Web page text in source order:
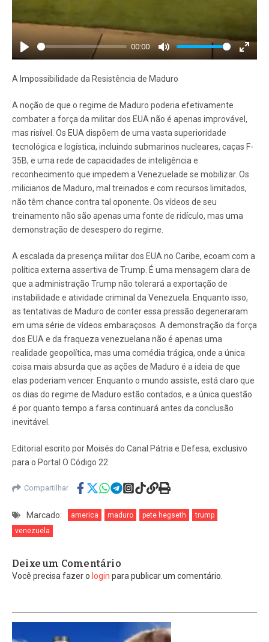
Play
00:00
Mute
Enter
A Impossibilidade da Resistência de Maduro
A noção de que o regime de Maduro poderia efetivamente
combater a força da militar dos EUA não é apenas improvável,
mas risível. Os EUA dispõem de uma vasta superioridade
tecnológica e logística, incluindo submarinos nucleares, caças F-
35B, e uma rede de capacidades de inteligência e
reconhecimento que impedem a Venezuelade se mobilizar. Os
milicianos de Maduro, mal treinados e com recursos limitados,
não têm chance contra tal oponente. Os vídeos de seu
treinamento não são apenas uma fonte de ridículo, mas uma
demonstração de desespero do regime.
A escalada da presença militar dos EUA no Caribe, ecoam com a
política externa assertiva de Trump. É uma mensagem clara de
que a administração Trump não tolerará a exportação de
instabilidade e atividade criminal da Venezuela. Enquanto isso,
as tentativas de Maduro de conter essa pressão degeneraram
em uma série de vídeos embaraçosos. A demonstração da força
dos EUA e da fraqueza venezuelana não é apenas uma
realidade geopolítica, mas uma comédia trágica, onde a única
coisa mais absurda que as ações de Maduro é a ideia de que
elas poderiam vencer. Enquanto o mundo assiste, está claro que
os dias do regime de Maduro estão contados, e a única questão
é por quanto tempo a farsa continuará antes da conclusão
inevitável.
Editorial escrito por Moisés do Canal Pátria e Defesa, exclusivo
para o Portal O Código 22
Compartilhar
Marcado: america maduro pete hegseth
trump
venezuela
Deixe um Comentário
Você precisa fazer o login para publicar um comentário.